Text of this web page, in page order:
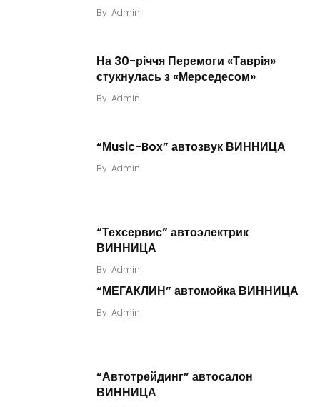
By Admin
На 30-річчя Перемоги «Таврія»
стукнулась з «Мерседесом»
By Admin
“Мusic-Box” автозвук ВИННИЦА
By Admin
“Техсервис” автоэлектрик
ВИННИЦА
By Admin
“МЕГАКЛИН” автомойка ВИННИЦА
By Admin
“Автотрейдинг” автосалон
ВИННИЦА